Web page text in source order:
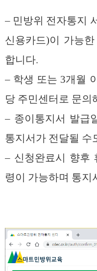
– 민방위 전자통지
신용카드)이 가능
합니다.
– 학생 또는 3개월
당 주민센터로 문의
– 종이통지서 발급
통지서가 전달될 수
– 신청완료시 향후
령이 가능하며 통지